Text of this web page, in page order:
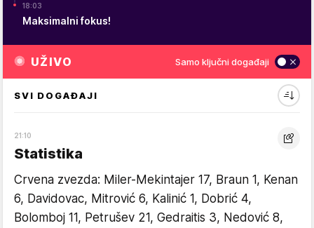
18:03
Maksimalni fokus!
UŽIVO Samo ključni događaji
SVI DOGAĐAJI
21:10
Statistika
Crvena zvezda: Miler-Mekintajer 17, Braun 1, Kenan
6, Davidovac, Mitrović 6, Kalinić 1, Dobrić 4,
Bolomboj 11, Petrušev 21, Gedraitis 3, Nedović 8,